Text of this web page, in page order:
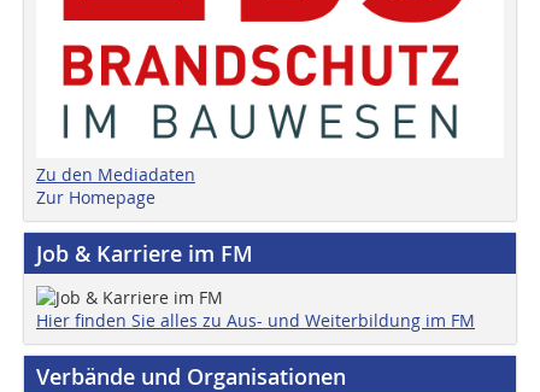
Zu den Mediadaten
Zur Homepage
Job & Karriere im FM
Hier finden Sie alles zu Aus- und Weiterbildung im FM
Verbände und Organisationen